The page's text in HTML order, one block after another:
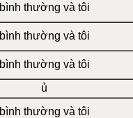
bình thường và tôi
bình thường và tôi
bình thường và tôi
ủ
bình thường và tôi